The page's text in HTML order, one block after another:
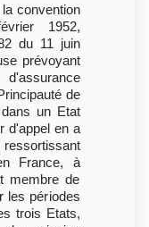
convention
1952,
du 11 juin
prévoyant
de
un Etat
d'appel en a
France, à
membre de
les périodes
trois Etats,